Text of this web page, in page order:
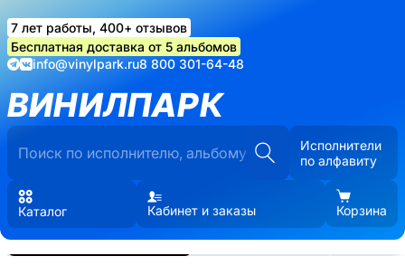
7 лет работы, 400+ отзывов
Бесплатная доставка от 5 альбомов
info@vinylpark.ru8 800 301-64-48
ВИНИЛПАРК
Исполнители
по алфавиту
Каталог Кабинет и заказы Корзина
Реальные фото пластинки.
Нажмите, чтобы увеличить